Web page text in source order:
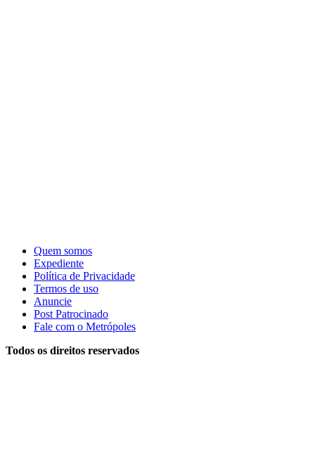
Quem somos
Expediente
Política de Privacidade
Termos de uso
Anuncie
Post Patrocinado
Fale com o Metrópoles
Todos os direitos reservados